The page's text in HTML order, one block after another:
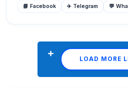
📘 Facebook ✈️ Telegram 💬
LOAD MORE